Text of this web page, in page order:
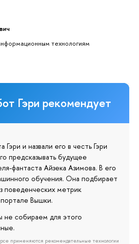
технологиям
Гэри рекомендует
и назвали его в честь Гэри
предсказывать будущее
фантаста Айзека Азимова. В его
обучения. Она подбирает
поведенческих метрик
Вышки.
не собираем для этого
применяются рекомендательные технологии